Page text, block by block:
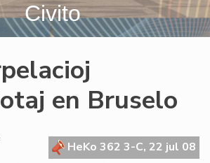
Civito
en Bruselo
HeKo 362 3-C, 22 jul 08